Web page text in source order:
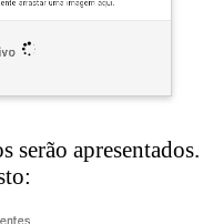
serão apresentados.